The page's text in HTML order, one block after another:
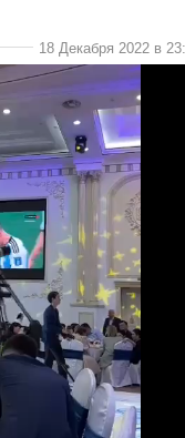
18 Декабря 2022 в